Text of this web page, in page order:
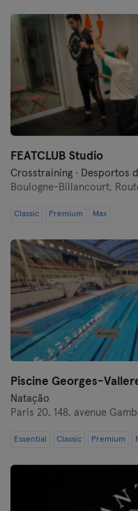
FEATCLUB Studio
Crosstraining · Desportos
Boulogne-Billancourt,
Classic Premium Max
Piscine Georges-
Natação
Paris 20, 148, avenue
Essential Classic Premium
Marseille
Montpellier
Nantes
Nice
Paris
Toulouse
Tours